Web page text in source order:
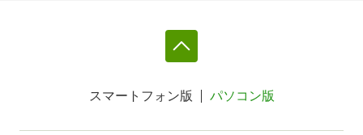
スマートフォン版 パソコン版